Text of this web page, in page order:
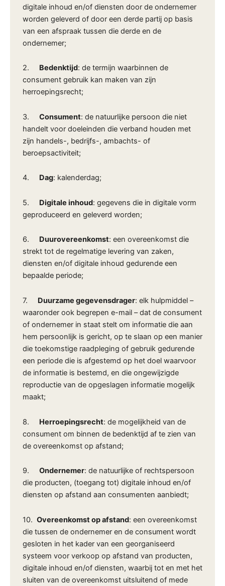
digitale inhoud en/of diensten door de ondernemer
worden geleverd of door een derde partij op basis
van een afspraak tussen die derde en de
ondernemer;
2. Bedenktijd: de termijn waarbinnen de
consument gebruik kan maken van zijn
herroepingsrecht;
3. Consument: de natuurlijke persoon die niet
handelt voor doeleinden die verband houden met
zijn handels-, bedrijfs-, ambachts- of
beroepsactiviteit;
4. Dag: kalenderdag;
5. Digitale inhoud: gegevens die in digitale vorm
geproduceerd en geleverd worden;
6. Duurovereenkomst: een overeenkomst die
strekt tot de regelmatige levering van zaken,
diensten en/of digitale inhoud gedurende een
bepaalde periode;
7. Duurzame gegevensdrager: elk hulpmiddel –
waaronder ook begrepen e-mail – dat de consument
of ondernemer in staat stelt om informatie die aan
hem persoonlijk is gericht, op te slaan op een manier
die toekomstige raadpleging of gebruik gedurende
een periode die is afgestemd op het doel waarvoor
de informatie is bestemd, en die ongewijzigde
reproductie van de opgeslagen informatie mogelijk
maakt;
8. Herroepingsrecht: de mogelijkheid van de
consument om binnen de bedenktijd af te zien van
de overeenkomst op afstand;
9. Ondernemer: de natuurlijke of rechtspersoon
die producten, (toegang tot) digitale inhoud en/of
diensten op afstand aan consumenten aanbiedt;
10. Overeenkomst op afstand: een overeenkomst
die tussen de ondernemer en de consument wordt
gesloten in het kader van een georganiseerd
systeem voor verkoop op afstand van producten,
digitale inhoud en/of diensten, waarbij tot en met het
sluiten van de overeenkomst uitsluitend of mede